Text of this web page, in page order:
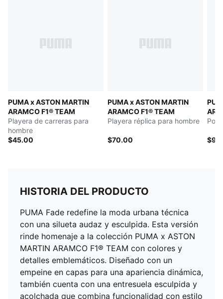
PUMA x ASTON MARTIN
ARAMCO F1® TEAM
Playera de carreras para
hombre
$45.00
PUMA x ASTON MARTIN
ARAMCO F1® TEAM
Playera réplica para hombre
$70.00
HISTORIA DEL PRODUCTO
PUMA Fade redefine la moda urbana técnica
con una silueta audaz y esculpida. Esta versión
rinde homenaje a la colección PUMA x ASTON
MARTIN ARAMCO F1® TEAM con colores y
detalles emblemáticos. Diseñado con un
empeine en capas para una apariencia dinámica,
también cuenta con una entresuela esculpida y
acolchada que combina funcionalidad con estilo